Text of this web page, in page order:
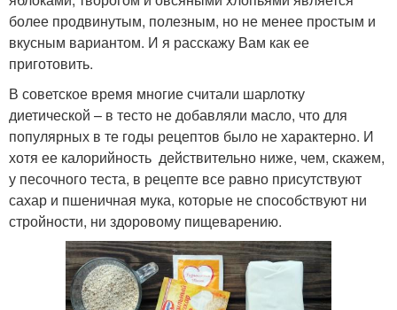
более продвинутым, полезным, но не менее простым и
вкусным вариантом. И я расскажу Вам как ее
приготовить.
В советское время многие считали шарлотку
диетической – в тесто не добавляли масло, что для
популярных в те годы рецептов было не характерно. И
хотя ее калорийность действительно ниже, чем, скажем,
у песочного теста, в рецепте все равно присутствуют
сахар и пшеничная мука, которые не способствуют ни
стройности, ни здоровому пищеварению.